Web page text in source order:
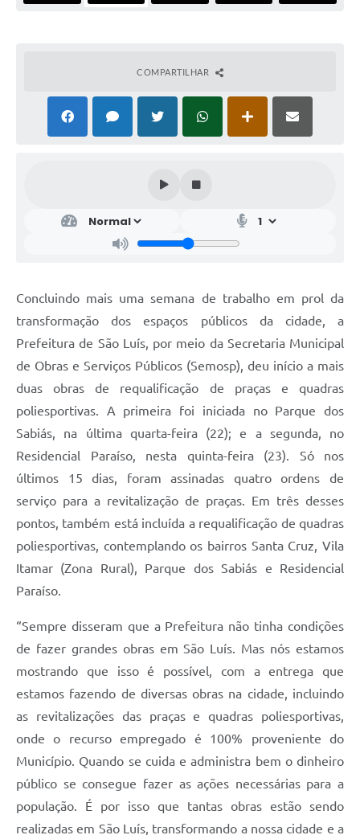
COMPARTILHAR
Concluindo mais uma semana de trabalho em prol da
transformação dos espaços públicos da cidade, a
Prefeitura de São Luís, por meio da Secretaria Municipal
de Obras e Serviços Públicos (Semosp), deu início a mais
duas obras de requalificação de praças e quadras
poliesportivas. A primeira foi iniciada no Parque dos
Sabiás, na última quarta-feira (22); e a segunda, no
Residencial Paraíso, nesta quinta-feira (23). Só nos
últimos 15 dias, foram assinadas quatro ordens de
serviço para a revitalização de praças. Em três desses
pontos, também está incluída a requalificação de quadras
poliesportivas, contemplando os bairros Santa Cruz, Vila
Itamar (Zona Rural), Parque dos Sabiás e Residencial
Paraíso.
“Sempre disseram que a Prefeitura não tinha condições
de fazer grandes obras em São Luís. Mas nós estamos
mostrando que isso é possível, com a entrega que
estamos fazendo de diversas obras na cidade, incluindo
as revitalizações das praças e quadras poliesportivas,
onde o recurso empregado é 100% proveniente do
Município. Quando se cuida e administra bem o dinheiro
público se consegue fazer as ações necessárias para a
população. É por isso que tantas obras estão sendo
realizadas em São Luís, transformando a nossa cidade e a